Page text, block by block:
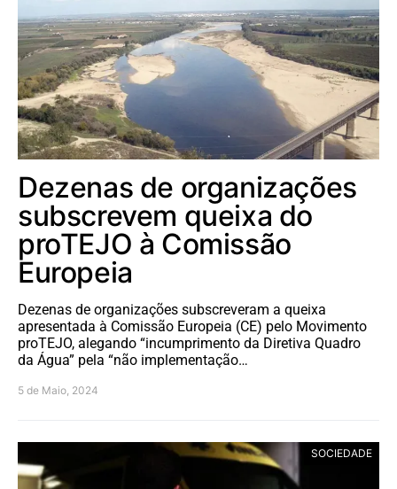
Dezenas de organizações
subscrevem queixa do
proTEJO à Comissão
Europeia
Dezenas de organizações subscreveram a queixa
apresentada à Comissão Europeia (CE) pelo Movimento
proTEJO, alegando “incumprimento da Diretiva Quadro
da Água” pela “não implementação…
5 de Maio, 2024
SOCIEDADE